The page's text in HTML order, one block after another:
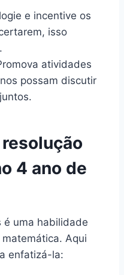
e incentive os
isso
atividades
possam discutir
4 ano de
é uma habilidade
Aqui
enfatizá-la: